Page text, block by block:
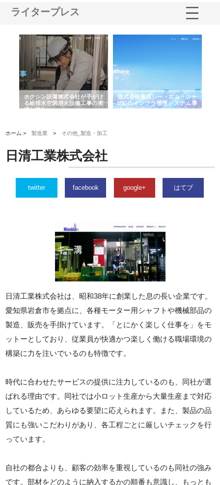
ライタープレス
ホクシン設備株式会社が手がけ
る給排水空調消火設備工事の実
績と強み
株式会社東京シー・エム・シー
のGISインフラ管理システム導
入メリット
ホーム >製造業 > その他_製造・加工
日清工業株式会社
twitter facebook google+ はてブ
日清工業株式会社は、昭和38年に創業した息の長い企業です。
愛知県岩倉市を拠点に、各種モーター用シャフトや機械部品の
製造、販売を手掛けています。「とにかく楽しく仕事を」をモ
ットーとしており、従業員が快適かつ楽しく働ける職場環境の
構築に力を注いでいるのも特徴です。
時代に合わせたサービスの提供に注力しているのも、同社が選
ばれる理由です。同社では小ロット生産から大量生産まで対応
しているため、あらゆる要望に応えられます。また、製品の品
質にも強いこだわりがあり、各工程ごとに厳しいチェックを行
っています。
自社の都合よりも、顧客の効率を重視しているのも同社の強み
です。部材をどのように納入するかの順番も意識し、もっとも